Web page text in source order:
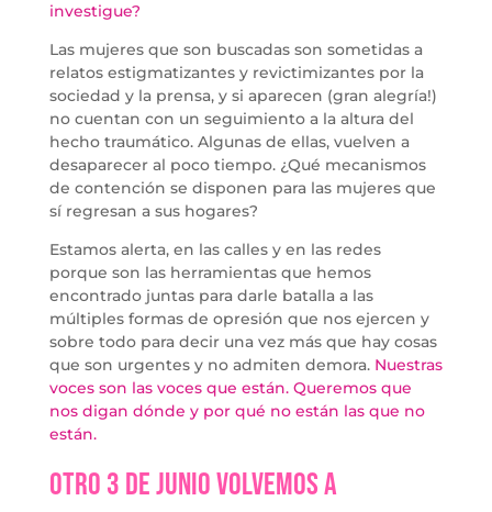
investigue?
Las mujeres que son buscadas son sometidas a
relatos estigmatizantes y revictimizantes por la
sociedad y la prensa, y si aparecen (gran alegría!)
no cuentan con un seguimiento a la altura del
hecho traumático. Algunas de ellas, vuelven a
desaparecer al poco tiempo. ¿Qué mecanismos
de contención se disponen para las mujeres que
sí regresan a sus hogares?
Estamos alerta, en las calles y en las redes
porque son las herramientas que hemos
encontrado juntas para darle batalla a las
múltiples formas de opresión que nos ejercen y
sobre todo para decir una vez más que hay cosas
que son urgentes y no admiten demora. Nuestras
voces son las voces que están. Queremos que
nos digan dónde y por qué no están las que no
están.
Otro 3 de junio volvemos a